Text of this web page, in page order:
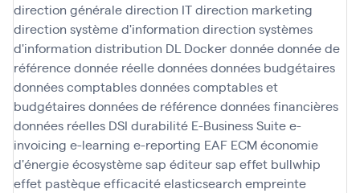
direction généraledirection ITdirection marketing
direction système d'information direction systèmes
d'information distribution DL Dockerdonnéedonnée de
référencedonnée réelledonnéesdonnées budgétaires
données comptablesdonnées comptables et
budgétairesdonnées de référencedonnées financières
données réelles DSI durabilité E-Business Suitee-
invoicing e-learning e-reporting EAF ECMéconomie
d'énergieécosystème sap éditeur sap effet bullwhip
effet pastèqueefficacitéelasticsearchempreinte